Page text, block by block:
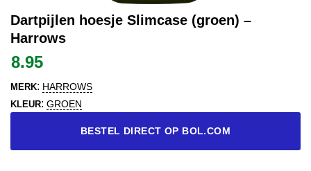
Dartpijlen hoesje Slimcase (groen) –
Harrows
8.95
MERK: HARROWS
KLEUR: GROEN
BESTEL DIRECT OP BOL.COM